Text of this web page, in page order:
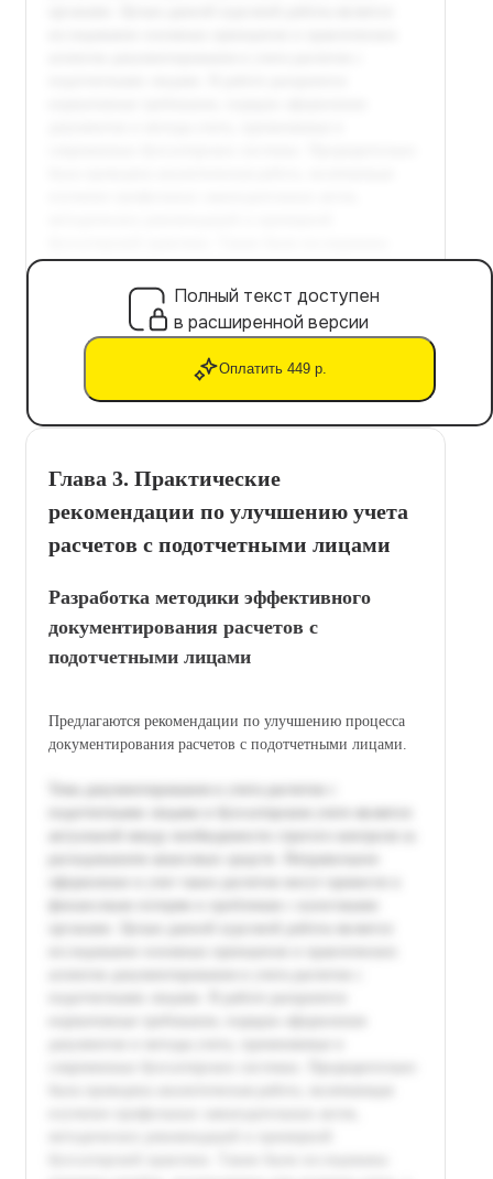
Полный текст доступен
в расширенной версии
Оплатить 449 р.
Глава 3. Практические
рекомендации по улучшению учета
расчетов с подотчетными лицами
Разработка методики эффективного
документирования расчетов с
подотчетными лицами
Предлагаются рекомендации по улучшению процесса
документирования расчетов с подотчетными лицами.